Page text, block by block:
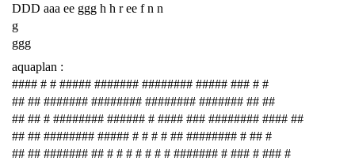
DDD aaa ee ggg h h r ee f n n
g
ggg
aquaplan :
#### # # ##### ####### ######## ##### ### # #
## ## ####### ######## ######## ####### ## ##
## ## # ######## ###### # #### ### ######## #### ##
## ## ######## ##### # # # # ## ######## # ## #
## ## ####### ## # # # # # # # ####### # ### # ### #